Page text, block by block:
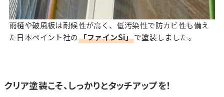
雨樋や破風板は耐候性が高く、低汚染性で防カビ性も備え
た日本ペイント社の「ファインSi」で塗装しました。
クリア塗装こそ、しっかりとタッチアップを！